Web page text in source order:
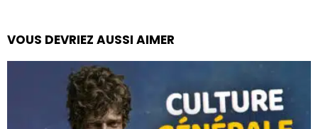
VOUS DEVRIEZ AUSSI AIMER